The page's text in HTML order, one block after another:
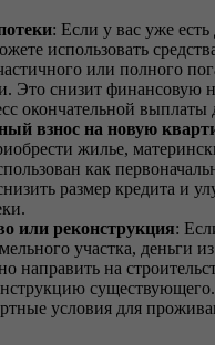
: Если у вас уже
использовать
или полного
Это снизит финансовую
окончательной выплаты
взнос на новую
жилье,
как
размер кредита и
или реконструкция:
участка, деньги
направить на
условия для